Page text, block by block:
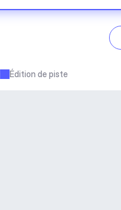
Édition de piste